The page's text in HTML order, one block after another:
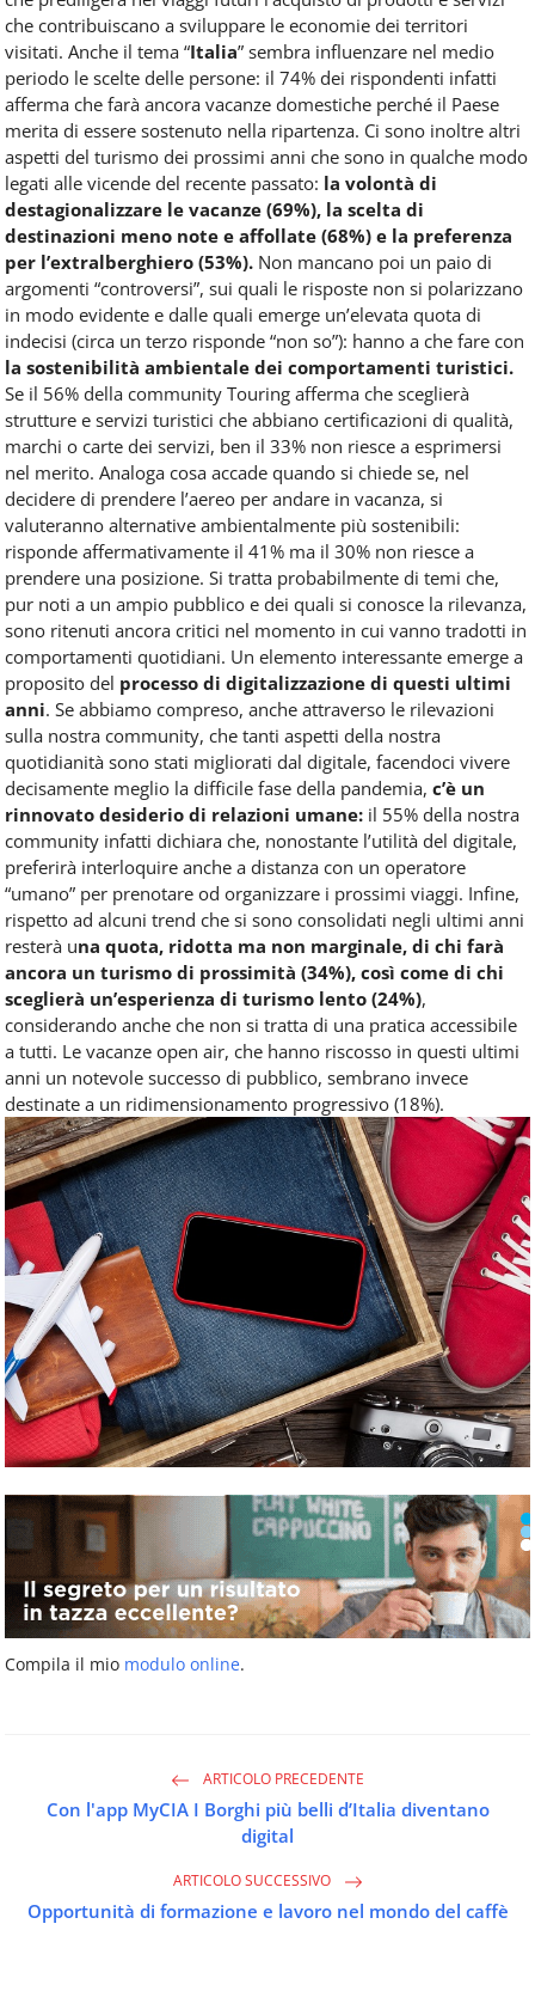
che contribuiscano a sviluppare le economie dei territori
visitati. Anche il tema “Italia” sembra influenzare nel medio
periodo le scelte delle persone: il 74% dei rispondenti infatti
afferma che farà ancora vacanze domestiche perché il Paese
merita di essere sostenuto nella ripartenza. Ci sono inoltre altri
aspetti del turismo dei prossimi anni che sono in qualche modo
legati alle vicende del recente passato: la volontà di
destagionalizzare le vacanze (69%), la scelta di
destinazioni meno note e affollate (68%) e la preferenza
per l’extralberghiero (53%). Non mancano poi un paio di
argomenti “controversi”, sui quali le risposte non si polarizzano
in modo evidente e dalle quali emerge un’elevata quota di
indecisi (circa un terzo risponde “non so”): hanno a che fare con
la sostenibilità ambientale dei comportamenti turistici.
Se il 56% della community Touring afferma che sceglierà
strutture e servizi turistici che abbiano certificazioni di qualità,
marchi o carte dei servizi, ben il 33% non riesce a esprimersi
nel merito. Analoga cosa accade quando si chiede se, nel
decidere di prendere l’aereo per andare in vacanza, si
valuteranno alternative ambientalmente più sostenibili:
risponde affermativamente il 41% ma il 30% non riesce a
prendere una posizione. Si tratta probabilmente di temi che,
pur noti a un ampio pubblico e dei quali si conosce la rilevanza,
sono ritenuti ancora critici nel momento in cui vanno tradotti in
comportamenti quotidiani. Un elemento interessante emerge a
proposito del processo di digitalizzazione di questi ultimi
anni. Se abbiamo compreso, anche attraverso le rilevazioni
sulla nostra community, che tanti aspetti della nostra
quotidianità sono stati migliorati dal digitale, facendoci vivere
decisamente meglio la difficile fase della pandemia, c’è un
rinnovato desiderio di relazioni umane: il 55% della nostra
community infatti dichiara che, nonostante l’utilità del digitale,
preferirà interloquire anche a distanza con un operatore
“umano” per prenotare od organizzare i prossimi viaggi. Infine,
rispetto ad alcuni trend che si sono consolidati negli ultimi anni
resterà una quota, ridotta ma non marginale, di chi farà
ancora un turismo di prossimità (34%), così come di chi
sceglierà un’esperienza di turismo lento (24%),
considerando anche che non si tratta di una pratica accessibile
a tutti. Le vacanze open air, che hanno riscosso in questi ultimi
anni un notevole successo di pubblico, sembrano invece
destinate a un ridimensionamento progressivo (18%).
Compila il mio modulo online.
ARTICOLO PRECEDENTE
Con l'app MyCIA I Borghi più belli d’Italia diventano
digital
ARTICOLO SUCCESSIVO
Opportunità di formazione e lavoro nel mondo del caffè